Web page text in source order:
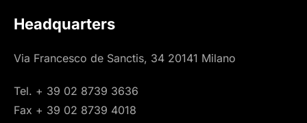
Headquarters
Via Francesco de Sanctis, 34 20141 Milano
Tel. + 39 02 8739 3636
Fax + 39 02 8739 4018